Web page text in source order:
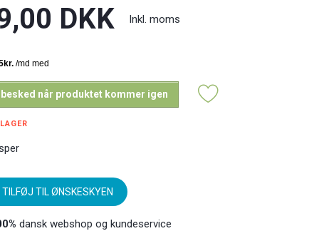
DKK Inkl. moms
besked når produktet kommer igen
TILFØJ TIL ØNSKESKYEN
dansk webshop og kundeservice